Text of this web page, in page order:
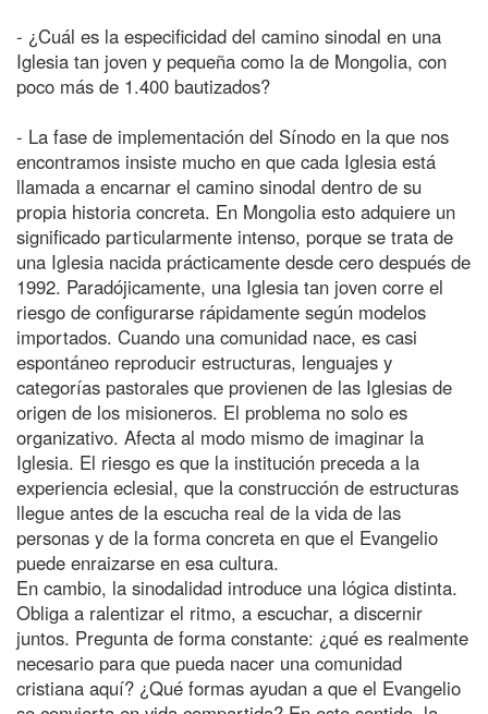
- ¿Cuál es la especificidad del camino sinodal en una
Iglesia tan joven y pequeña como la de Mongolia, con
poco más de 1.400 bautizados?
- La fase de implementación del Sínodo en la que nos
encontramos insiste mucho en que cada Iglesia está
llamada a encarnar el camino sinodal dentro de su
propia historia concreta. En Mongolia esto adquiere un
significado particularmente intenso, porque se trata de
una Iglesia nacida prácticamente desde cero después de
1992. Paradójicamente, una Iglesia tan joven corre el
riesgo de configurarse rápidamente según modelos
importados. Cuando una comunidad nace, es casi
espontáneo reproducir estructuras, lenguajes y
categorías pastorales que provienen de las Iglesias de
origen de los misioneros. El problema no solo es
organizativo. Afecta al modo mismo de imaginar la
Iglesia. El riesgo es que la institución preceda a la
experiencia eclesial, que la construcción de estructuras
llegue antes de la escucha real de la vida de las
personas y de la forma concreta en que el Evangelio
puede enraizarse en esa cultura.
En cambio, la sinodalidad introduce una lógica distinta.
Obliga a ralentizar el ritmo, a escuchar, a discernir
juntos. Pregunta de forma constante: ¿qué es realmente
necesario para que pueda nacer una comunidad
cristiana aquí? ¿Qué formas ayudan a que el Evangelio